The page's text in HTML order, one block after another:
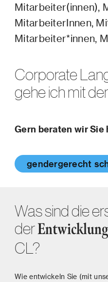
Mitarbeiter(innen),
MitarbeiterInnen,
Mitarbeiter*innen,
Corporate
gehe ich mit
Gern beraten wir Sie
gendergerecht
Was sind die
derEntwicklung
CL?
Wie entwickeln Sie (mit